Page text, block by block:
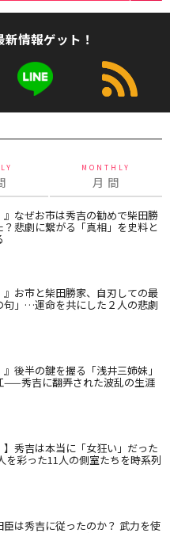
情報ゲット！
MONTHLY
月 間
』なぜお市は秀吉の勧めで柴田勝
悲劇に繋がる「真相」を史料と
』お市と柴田勝家、自刃しての最
句」…運命を共にした２人の悲劇
』後半の鍵を握る「浅井三姉妹」
——秀吉に翻弄された波乱の生涯
】秀吉は本当に「女狂い」だった
を彩った11人の側室たちを時系列
臣は秀吉に従ったのか？ 武力を使